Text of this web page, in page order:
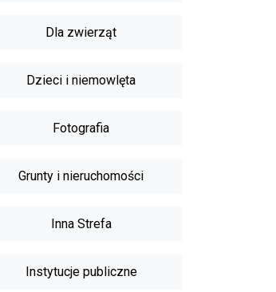
Dla zwierząt
Dzieci i niemowlęta
Fotografia
Grunty i nieruchomości
Inna Strefa
Instytucje publiczne